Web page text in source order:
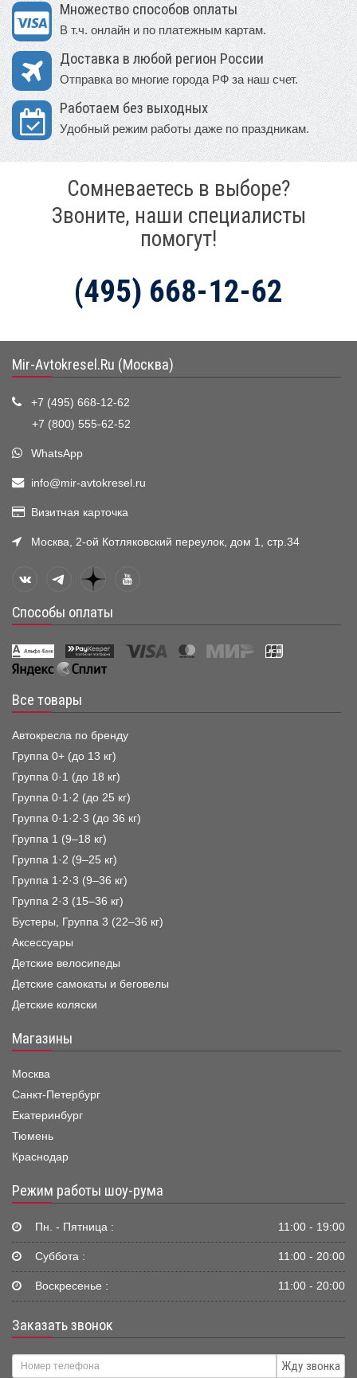
Множество способов оплаты
В т.ч. онлайн и по платежным картам.
Доставка в любой регион России
Отправка во многие города РФ за наш счет.
Работаем без выходных
Удобный режим работы даже по праздникам.
Сомневаетесь в выборе?
Звоните, наши специалисты
помогут!
(495) 668-12-62
Mir-Avtokresel.Ru (Москва)
+7 (495) 668-12-62
+7 (800) 555-62-52
WhatsApp
info@mir-avtokresel.ru
Визитная карточка
Москва, 2-ой Котляковский переулок, дом 1, стр.34
Способы оплаты
Все товары
Автокресла по бренду
Группа 0+ (до 13 кг)
Группа 0·1 (до 18 кг)
Группа 0·1·2 (до 25 кг)
Группа 0·1·2·3 (до 36 кг)
Группа 1 (9–18 кг)
Группа 1·2 (9–25 кг)
Группа 1·2·3 (9–36 кг)
Группа 2·3 (15–36 кг)
Бустеры, Группа 3 (22–36 кг)
Аксессуары
Детские велосипеды
Детские самокаты и беговелы
Детские коляски
Магазины
Москва
Санкт-Петербург
Екатеринбург
Тюмень
Краснодар
Режим работы шоу-рума
Пн. - Пятница : 11:00 - 19:00
Суббота : 11:00 - 20:00
Воскресенье : 11:00 - 20:00
Заказать звонок
Жду звонка